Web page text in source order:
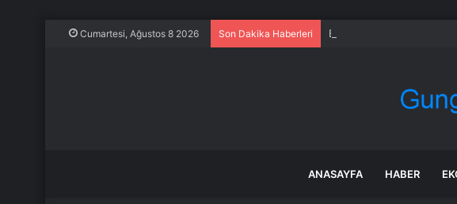
Cumartesi, Ağustos 8 2026 Son Dakika Haberleri Evine tadilat yapan çift,
ANASAYFA HABER